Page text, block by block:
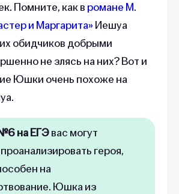
Помните, как в романе М.
и Маргарита»Иешуа
обидчиков добрыми
не злясь на них? Вот и
Юшки очень похоже на
на ЕГЭвас могут
героя,
на
Юшка из